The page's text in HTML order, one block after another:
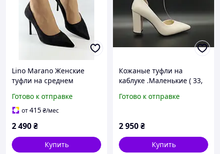
Lino Marano Женские
туфли на среднем
39 40
Готово к отправке
от415₴/мес
2 490₴
Купить
Кожаные туфли на
каблуке .Маленькие ( 33,
Готово к отправке
2 950₴
Купить